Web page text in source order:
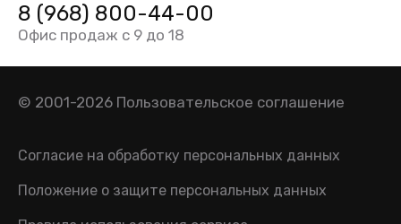
8 (968) 800-44-00
Офис продаж с 9 до 18
© 2001-2026 Пользовательское соглашение
Согласие на обработку персональных данных
Положение о защите персональных данных